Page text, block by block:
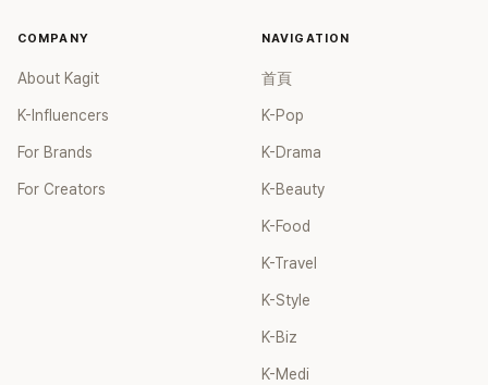
COMPANY
About Kagit
K-Influencers
For Brands
For Creators
NAVIGATION
首頁
K-Pop
K-Drama
K-Beauty
K-Food
K-Travel
K-Style
K-Biz
K-Medi